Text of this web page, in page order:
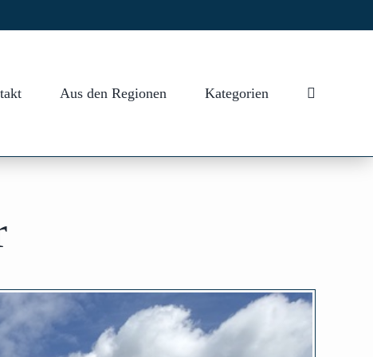
Aus den Regionen Kategorien